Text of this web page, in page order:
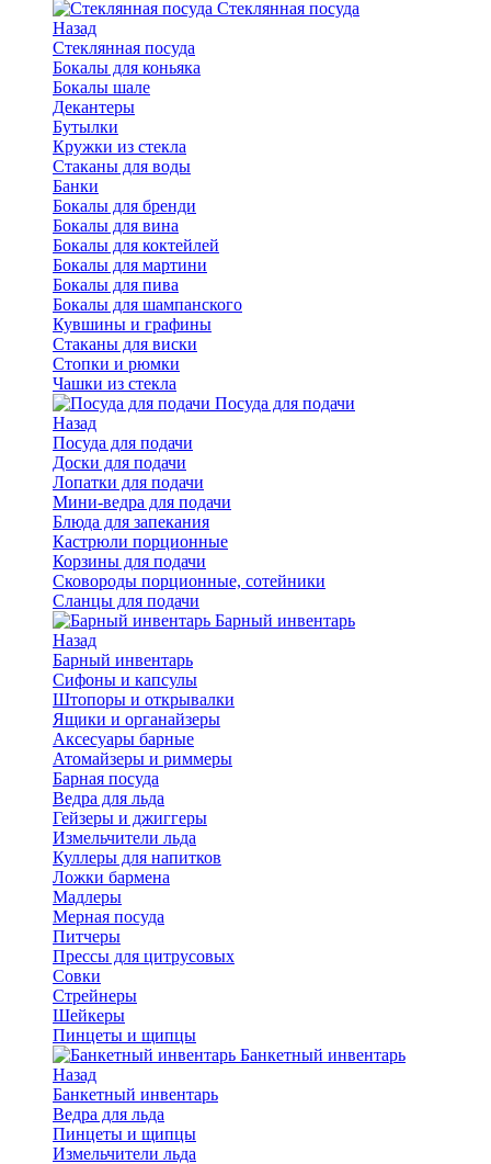
Стеклянная посуда
Назад
Стеклянная посуда
Бокалы для коньяка
Бокалы шале
Декантеры
Бутылки
Кружки из стекла
Стаканы для воды
Банки
Бокалы для бренди
Бокалы для вина
Бокалы для коктейлей
Бокалы для мартини
Бокалы для пива
Бокалы для шампанского
Кувшины и графины
Стаканы для виски
Стопки и рюмки
Чашки из стекла
Посуда для подачи
Назад
Посуда для подачи
Доски для подачи
Лопатки для подачи
Мини-ведра для подачи
Блюда для запекания
Кастрюли порционные
Корзины для подачи
Сковороды порционные, сотейники
Сланцы для подачи
Барный инвентарь
Назад
Барный инвентарь
Сифоны и капсулы
Штопоры и открывалки
Ящики и органайзеры
Аксесуары барные
Атомайзеры и риммеры
Барная посуда
Ведра для льда
Гейзеры и джиггеры
Измельчители льда
Куллеры для напитков
Ложки бармена
Мадлеры
Мерная посуда
Питчеры
Прессы для цитрусовых
Совки
Стрейнеры
Шейкеры
Пинцеты и щипцы
Банкетный инвентарь
Назад
Банкетный инвентарь
Ведра для льда
Пинцеты и щипцы
Измельчители льда